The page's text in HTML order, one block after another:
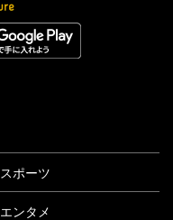
スポーツ
エンタメ